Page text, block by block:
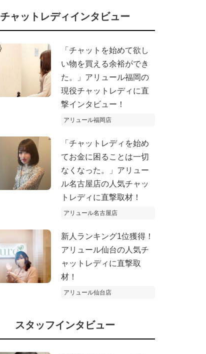
チャットレディインタビュー
「チャットを始めて欲し
い物を買える余裕ができ
た。」アリュール福岡の
現役チャットレディに直
撃インタビュー！
アリュール福岡店
「チャットレディを始め
てお金に困ることは一切
なくなった。」アリュー
ル名古屋店の人気チャッ
トレディに直撃取材！
アリュール名古屋店
新人ランキング1位獲得！
アリュール仙台の人気チ
ャットレディに直撃取
材！
アリュール仙台店
スタッフインタビュー